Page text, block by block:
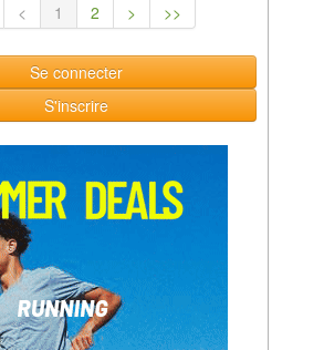
< 1 2 > >>
Se connecter
S'inscrire